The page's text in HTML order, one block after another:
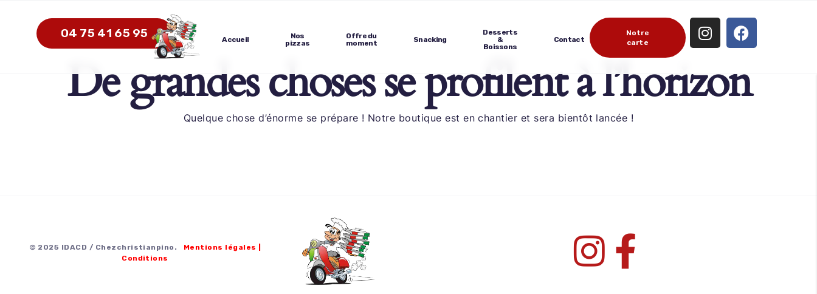
04 75 41 65 95 Accueil
Nos
pizzas
Offre du
moment
Snacking
Desserts
&
Boissons
Contact
Notre
carte
De grandes choses se profilent à l’horizon
Quelque chose d’énorme se prépare ! Notre boutique est en chantier et sera bientôt lancée !
© 2025 IDACD / Chezchristianpino. Mentions légales
Conditions